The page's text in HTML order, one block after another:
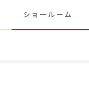
ショールーム